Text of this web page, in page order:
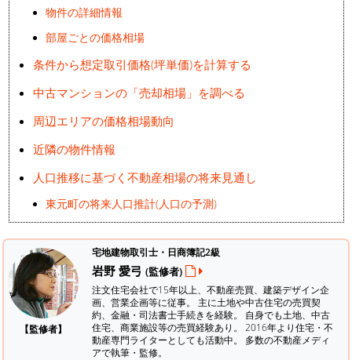
物件の詳細情報
部屋ごとの価格相場
条件から想定取引価格(坪単価)を計算する
中古マンションの「売却相場」を調べる
周辺エリアの価格相場動向
近隣の物件情報
人口推移に基づく不動産相場の将来見通し
東元町の将来人口推計(人口の予測)
【監修者】
宅地建物取引士・日商簿記2級
岩野 愛弓 (監修者)
注文住宅会社で15年以上、不動産売買、建築デザイン企
画、営業企画等に従事。 主に土地や中古住宅の売買契
約、金融・司法書士手続きを経験。 自身でも土地、中古
住宅、商業施設等の売買経験あり。 2016年より住宅・不
動産専門ライターとしても活動中。 多数の不動産メディ
アで執筆・監修。